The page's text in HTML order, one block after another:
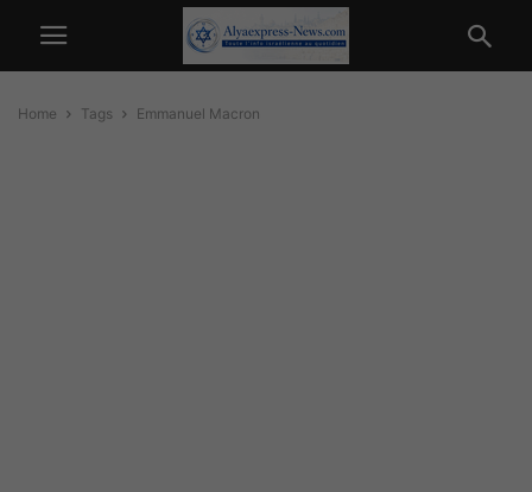
Home Tags Emmanuel Macron